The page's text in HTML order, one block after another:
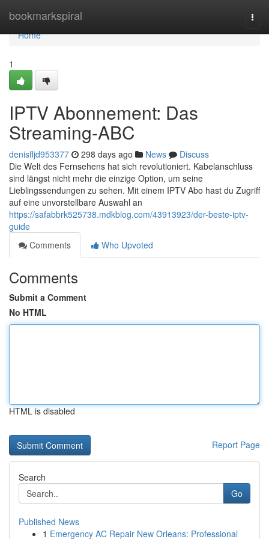
bookmarkspiral
Home
Home
1
IPTV Abonnement: Das
Streaming-ABC
denisfljd953377 298 days ago News
Discuss
Die Welt des Fernsehens hat sich revolutioniert. Kabelanschluss
sind längst nicht mehr die einzige Option, um seine
Lieblingssendungen zu sehen. Mit einem IPTV Abo hast du Zugriff
auf eine unvorstellbare Auswahl an
https://safabbrk525738.mdkblog.com/43913923/der-beste-iptv-
guide
Comments
Who Upvoted
Comments
Submit a Comment
No HTML
HTML is disabled
Report Page
Search
Go
Published News
1 Emergency AC Repair New Orleans: Professional